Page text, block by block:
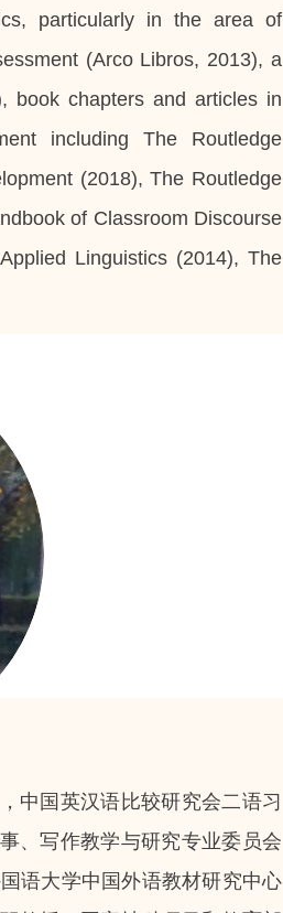
particularly in the area of
(Arco Libros, 2013), a
book chapters and articles in
including The Routledge
(2018),The Routledge
of Classroom Discourse
Linguistics(2014),The
中国英汉语比较研究会二语习
、写作教学与研究专业委员会
语大学中国外语教材研究中心